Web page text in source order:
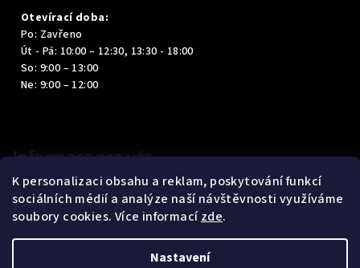
K personalizaci obsahu a reklam, poskytování funkcí
sociálních médií a analýze naší návštěvnosti využíváme
soubory cookies. Více informacízde.
Nastavení
Otevírací doba:
Po: Zavřeno
Út - Pá: 10:00 – 12:30, 13:30 - 18:00
So: 9:00 – 13:00
Ne: 9:00 – 12:00
Informace pro vás
Kontakty
Obchodní podmínky